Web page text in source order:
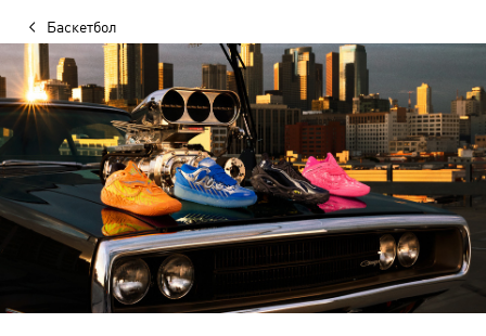
Баскетбол